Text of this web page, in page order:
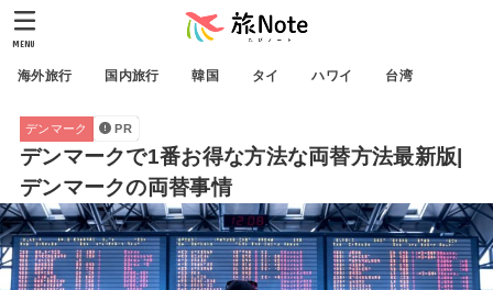
海外旅行 国内旅行 韓国 タイ ハワイ 台湾
MENU
デンマーク PR
デンマークで1番お得な方法な両替方法最新版|
デンマークの両替事情